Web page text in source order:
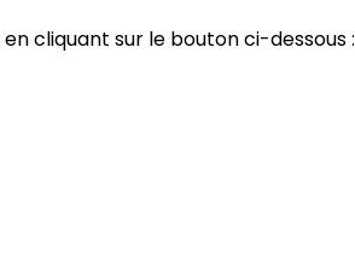
en cliquant sur le bouton ci-dessous :